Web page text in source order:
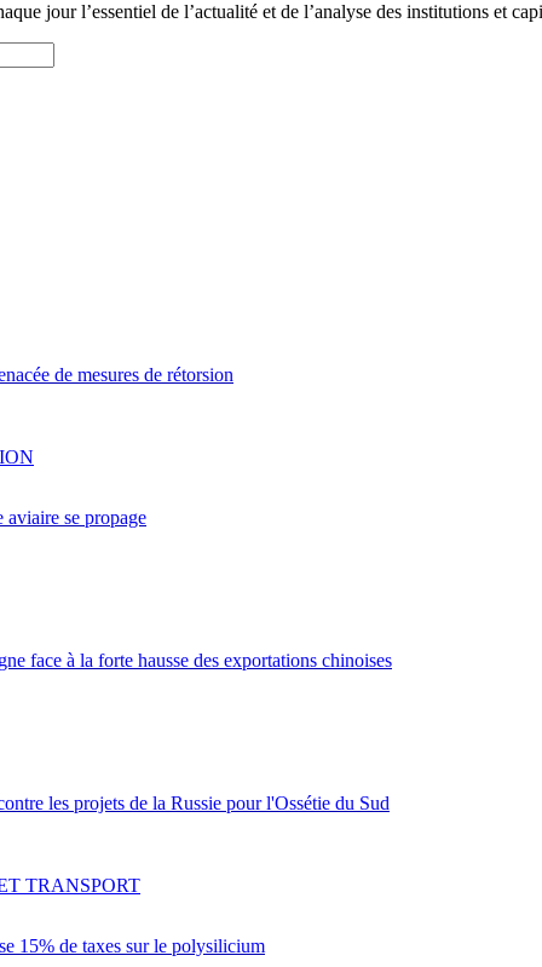
jour l’essentiel de l’actualité et de l’analyse des institutions et
de mesures de rétorsion
aviaire se propage
face à la forte hausse des exportations chinoises
les projets de la Russie pour l'Ossétie du Sud
15% de taxes sur le polysilicium
TRANSPORT